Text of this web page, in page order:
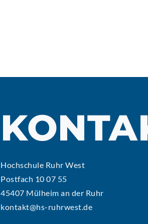
Hochschule Ruhr West
Postfach 10 07 55
45407 Mülheim an der Ruhr
kontakt@hs-ruhrwest.de